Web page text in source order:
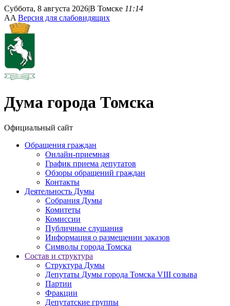
Суббота, 8 августа 2026|В Томске 11:14
AA Версия для слабовидящих
Дума города Томска
Официальный сайт
Обращения граждан
Онлайн-приемная
График приема депутатов
Обзоры обращений граждан
Контакты
Деятельность Думы
Собрания Думы
Комитеты
Комиссии
Публичные слушания
Информация о размещении заказов
Символы города Томска
Состав и структура
Структура Думы
Депутаты Думы города Томска VIII созыва
Партии
Фракции
Депутатские группы